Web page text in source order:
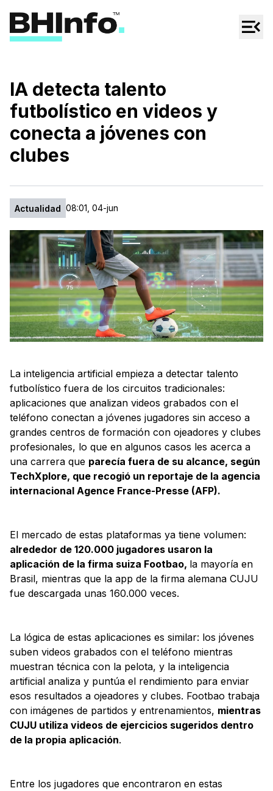
Regionales
Espectáculos
Tecno
IA detecta talento
futbolístico en videos y
conecta a jóvenes con
clubes
Actualidad 08:01, 04-jun
La inteligencia artificial empieza a detectar talento
futbolístico fuera de los circuitos tradicionales:
aplicaciones que analizan videos grabados con el
teléfono conectan a jóvenes jugadores sin acceso a
grandes centros de formación con ojeadores y clubes
profesionales, lo que en algunos casos les acerca a
una carrera que parecía fuera de su alcance, según
TechXplore, que recogió un reportaje de la agencia
internacional Agence France-Presse (AFP).
El mercado de estas plataformas ya tiene volumen:
alrededor de 120.000 jugadores usaron la
aplicación de la firma suiza Footbao, la mayoría en
Brasil, mientras que la app de la firma alemana CUJU
fue descargada unas 160.000 veces.
La lógica de estas aplicaciones es similar: los jóvenes
suben videos grabados con el teléfono mientras
muestran técnica con la pelota, y la inteligencia
artificial analiza y puntúa el rendimiento para enviar
esos resultados a ojeadores y clubes. Footbao trabaja
con imágenes de partidos y entrenamientos, mientras
CUJU utiliza videos de ejercicios sugeridos dentro
de la propia aplicación.
Entre los jugadores que encontraron en estas